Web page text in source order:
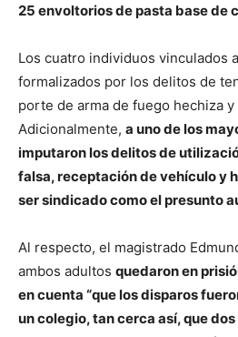
25 envoltorios de pasta base de
Los cuatro individuos vinculados
formalizados por los delitos de
porte de arma de fuego hechiza
Adicionalmente, a uno de los
imputaron los delitos de
falsa, receptación de vehículo y
ser sindicado como el presunto
Al respecto, el magistrado
ambos adultos quedaron en
en cuenta “que los disparos
un colegio, tan cerca así, que